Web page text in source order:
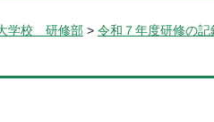
学校 研修部 > 令和７年度研修の記